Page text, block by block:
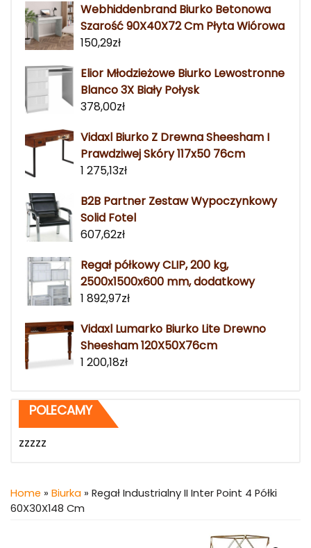
Webhiddenbrand Biurko Betonowa
Szarość 90X40X72 Cm Płyta Wiórowa
150,29zł
Elior Młodzieżowe Biurko Lewostronne
Blanco 3X Biały Połysk
378,00zł
Vidaxl Biurko Z Drewna Sheesham I
Prawdziwej Skóry 117x50 76cm
1 275,13zł
B2B Partner Zestaw Wypoczynkowy
Solid Fotel
607,62zł
Regał półkowy CLIP, 200 kg,
2500x1500x600 mm, dodatkowy
1 892,97zł
Vidaxl Lumarko Biurko Lite Drewno
Sheesham 120X50X76cm
1 200,18zł
POLECAMY
zzzzz
Home » Biurka » Regał Industrialny II Inter Point 4 Półki
60X30X148 Cm